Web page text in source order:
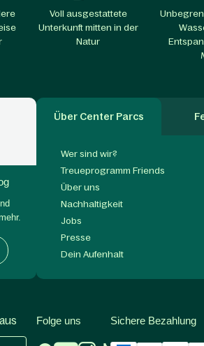
Voll ausgestattete
Unterkunft mitten in der
Natur
Über Center Parcs
Wer sind wir?
Treueprogramm Friends
Über uns
Nachhaltigkeit
Jobs
Presse
Dein Aufenhalt
Folge uns Sichere Bezahlung